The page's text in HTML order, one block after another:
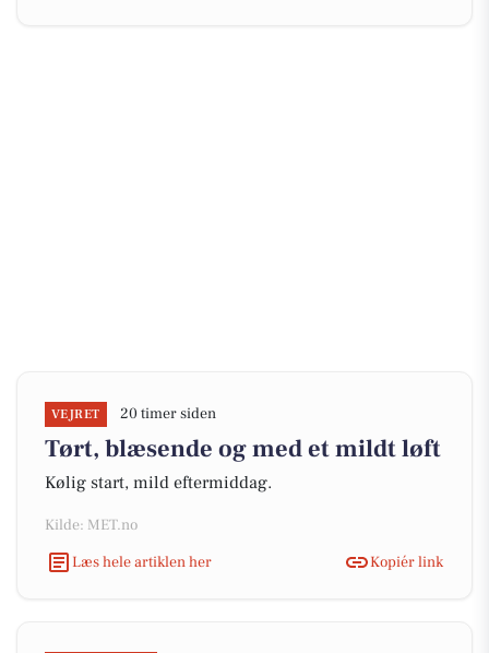
VEJRET 20 timer siden
Tørt, blæsende og med et mildt løft
Kølig start, mild eftermiddag.
Kilde: MET.no
Læs hele artiklen her
Kopiér link